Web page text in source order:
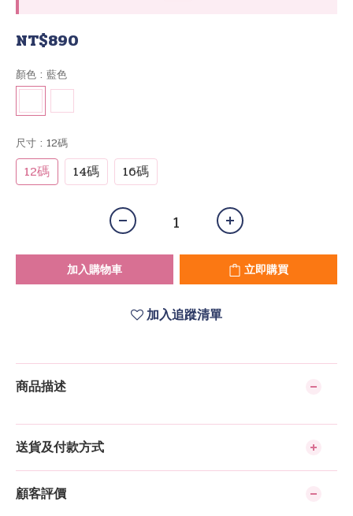
NT$890
顏色 : 藍色
尺寸 : 12碼
12碼 14碼 16碼
加入購物車 立即購買
加入追蹤清單
商品描述
送貨及付款方式
顧客評價